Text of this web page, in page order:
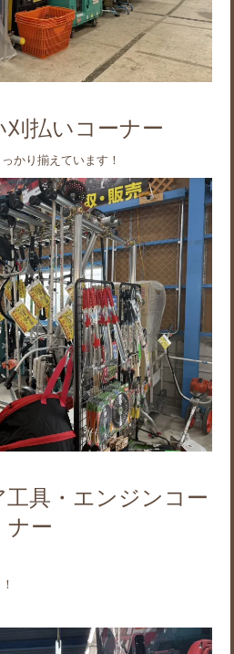
刈払いコーナー
かり揃えています！
工具・エンジンコー
ナー